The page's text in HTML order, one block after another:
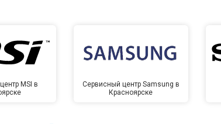
MSI в
Сервисный центр Samsung в
Красноярске